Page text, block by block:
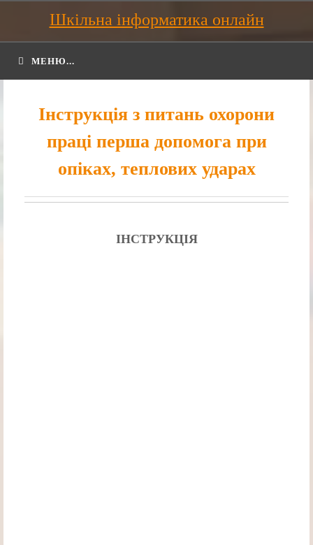
Шкільна інформатика онлайн
МЕНЮ...
Інструкція з питань охорони
праці перша допомога при
опіках, теплових ударах
ІНСТРУКЦІЯ